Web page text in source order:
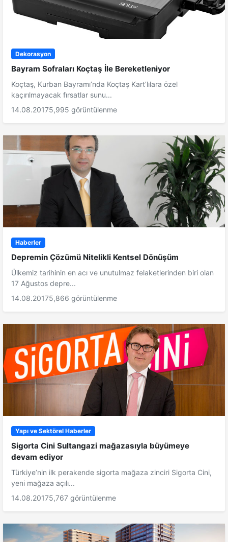
Dekorasyon
Bayram Sofraları Koçtaş İle Bereketleniyor
Koçtaş, Kurban Bayramı’nda Koçtaş Kart’lılara özel
kaçırılmayacak fırsatlar sunu...
14.08.20175,995 görüntülenme
Haberler
Depremin Çözümü Nitelikli Kentsel Dönüşüm
Ülkemiz tarihinin en acı ve unutulmaz felaketlerinden biri olan
17 Ağustos depre...
14.08.20175,866 görüntülenme
Yapı ve Sektörel Haberler
Sigorta Cini Sultangazi mağazasıyla büyümeye
devam ediyor
Türkiye’nin ilk perakende sigorta mağaza zinciri Sigorta Cini,
yeni mağaza açılı...
14.08.20175,767 görüntülenme